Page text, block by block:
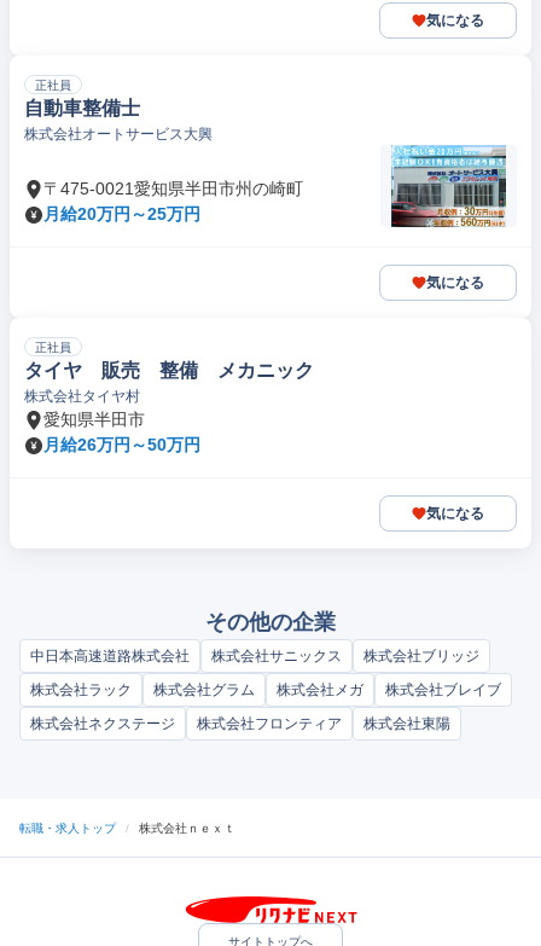
気になる
正社員
自動車整備士
株式会社オートサービス大興
〒475-0021愛知県半田市州の崎町
月給20万円～25万円
気になる
正社員
タイヤ 販売 整備 メカニック
株式会社タイヤ村
愛知県半田市
月給26万円～50万円
気になる
その他の企業
中日本高速道路株式会社 株式会社サニックス
株式会社ブリッジ
株式会社ラック
株式会社グラム 株式会社メガ
株式会社ブレイブ
株式会社ネクステージ
株式会社フロンティア 株式会社東陽
転職・求人トップ / 株式会社ｎｅｘｔ
サイトトップへ